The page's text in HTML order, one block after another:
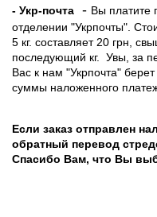
- Укр-почта
- Вы платите
отделении "Укрпочты".
5 кг. составляет 20 грн,
последующий кг. Увы, за
Вас к нам "Укрпочта"
суммы наложенного
Если заказ отправлен
обратный перевод
Спасибо Вам, что Вы